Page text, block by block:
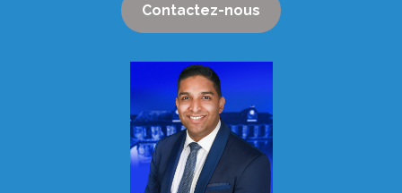
Contactez-nous